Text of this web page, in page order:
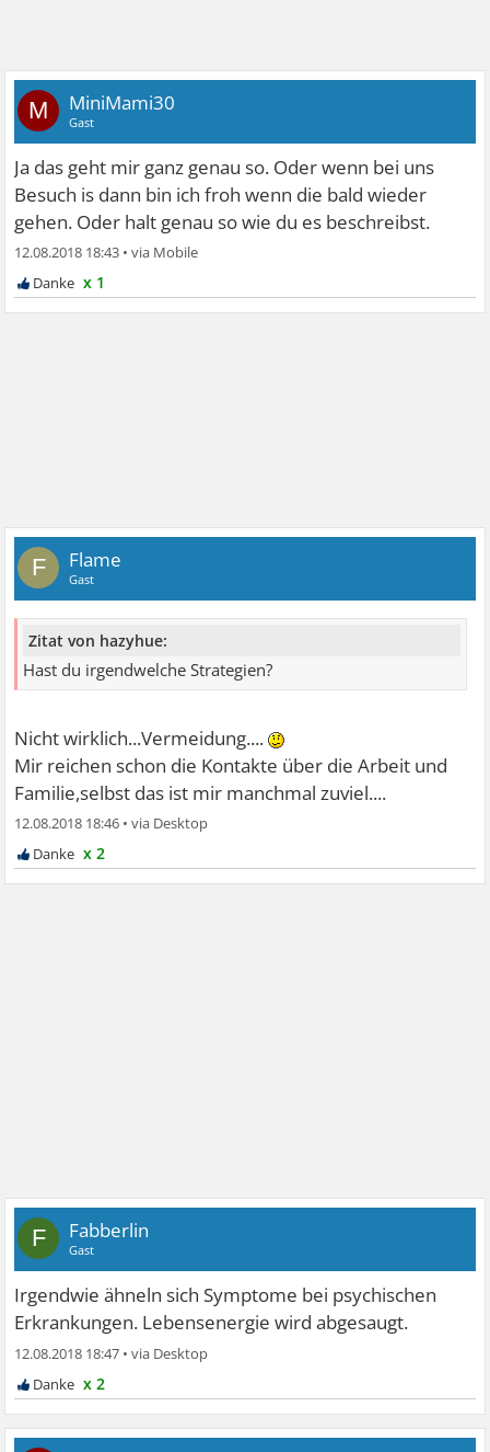
M MiniMami30
Gast
Ja das geht mir ganz genau so. Oder wenn bei uns
Besuch is dann bin ich froh wenn die bald wieder
gehen. Oder halt genau so wie du es beschreibst.
12.08.2018 18:43 •
x 1
F Flame
Gast
Zitat von hazyhue:
Hast du irgendwelche Strategien?
Nicht wirklich...Vermeidung....
Mir reichen schon die Kontakte über die Arbeit und
Familie,selbst das ist mir manchmal zuviel....
12.08.2018 18:46 •
x 2
F Fabberlin
Gast
Irgendwie ähneln sich Symptome bei psychischen
Erkrankungen. Lebensenergie wird abgesaugt.
12.08.2018 18:47 •
x 2